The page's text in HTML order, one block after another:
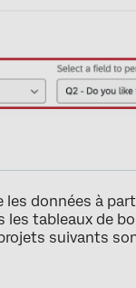
les données à
les tableaux de
suivants